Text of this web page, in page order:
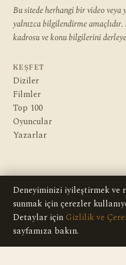
Bu sitede herhangi bir video
yalnızca bilgilendirme
kadrosu ve konu bilgilerini
KEŞFET
Diziler
Filmler
Top 100
Oyuncular
Yazarlar
KURUMSAL
Hakkımızda
Editoryal İlkeler
Deneyiminizi iyileştirmek ve
sunmak için çerezler
Detaylar için Gizlilik ve
sayfamıza bakın.